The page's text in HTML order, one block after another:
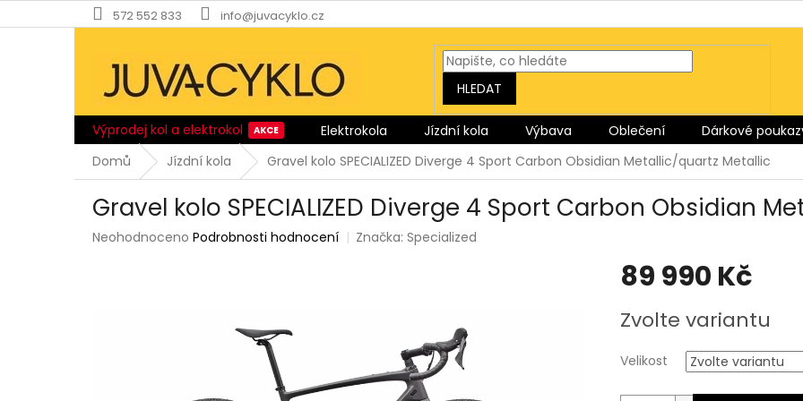
na
572 552 833 info@juvacyklo.cz
HLEDAT
Výprodej kol a elektrokol Elektrokola Jízdní kola Výbava Oblečení Dárkové
Domů
Jízdní kola Gravel kolo SPECIALIZED Diverge 4 Sport Carbon Obsidian Metallic/quartz Metallic
Gravel kolo SPECIALIZED Diverge 4 Sport Carbon Obsidian
Průměrné
Neohodnoceno Podrobnosti hodnocení Značka:Specialized
89 990 Kč
cena:
Zvolte variantu
Velikost